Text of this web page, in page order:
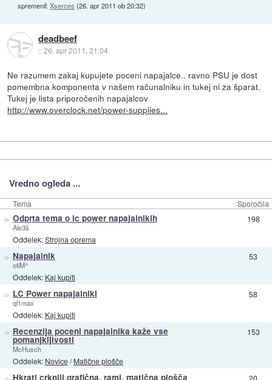
spremenil:Xserces (26. apr 2011 ob 20:32)
deadbeef
::26. apr 2011, 21:04
Ne razumem zakaj kupujete poceni napajalce.. ravno PSU je dost
pomembna komponenta v našem računalniku in tukej ni za šparat.
Tukej je lista priporočenih napajalcov
http://www.overclock.net/power-supplies...
Vredno ogleda ...
Tema Sporočila
» Odprta tema o lc power napajalnikih
Ale3š
Oddelek:Strojna oprema
198
» Napajalnik
otiM^
Oddelek: Kaj kupiti
53
» LC Power napajalniki
ql1max
Oddelek: Kaj kupiti
58
» Recenzija poceni napajalnika kaže vse
pomanjkljivosti
McHusch
Oddelek: Novice/Matične plošče
153
Hkrati crknili grafična, rami, matična plošča